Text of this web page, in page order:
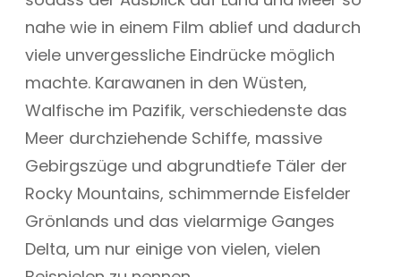
nahe wie in einem Film ablief und dadurch
viele unvergessliche Eindrücke möglich
machte. Karawanen in den Wüsten,
Walfische im Pazifik, verschiedenste das
Meer durchziehende Schiffe, massive
Gebirgszüge und abgrundtiefe Täler der
Rocky Mountains, schimmernde Eisfelder
Grönlands und das vielarmige Ganges
Delta, um nur einige von vielen, vielen